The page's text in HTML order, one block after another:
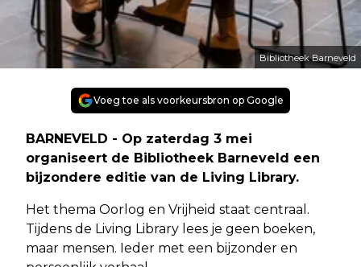
Bibliotheek Barneveld
Voeg toe als voorkeursbron op Google
BARNEVELD - Op zaterdag 3 mei
organiseert de Bibliotheek Barneveld een
bijzondere editie van de Living Library.
Het thema Oorlog en Vrijheid staat centraal.
Tijdens de Living Library lees je geen boeken,
maar mensen. Ieder met een bijzonder en